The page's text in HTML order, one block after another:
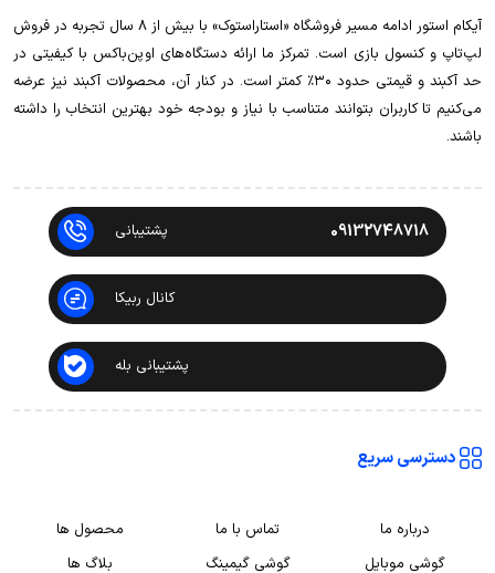
آیکام استور ادامه مسیر فروشگاه «استاراستوک» با بیش از ۸ سال تجربه در فروش
لپ‌تاپ و کنسول بازی است. تمرکز ما ارائه دستگاه‌های اوپن‌باکس با کیفیتی در
حد آکبند و قیمتی حدود ۳۰٪ کمتر است. در کنار آن، محصولات آکبند نیز عرضه
می‌کنیم تا کاربران بتوانند متناسب با نیاز و بودجه خود بهترین انتخاب را داشته
باشند.
09132748718 پشتیبانی
کانال ربیکا
پشتیبانی بله
دسترسی سریع
درباره ما تماس با ما
محصول ها
گوشی موبایل
گوشی گیمینگ بلاگ ها